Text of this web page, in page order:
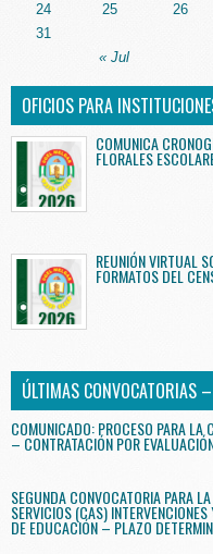
« Jul
24
25 26
31
OFICIOS PARA
COMUNICA
FLORALES
REUNIÓN VIRTUAL
FORMATOS DEL
ÚLTIMAS CONVOCATORIAS
COMUNICADO: PROCESO PARA
– CONTRATACIÓN POR
SEGUNDA CONVOCATORIA PARA
SERVICIOS (CAS)
DE EDUCACIÓN – PLAZO